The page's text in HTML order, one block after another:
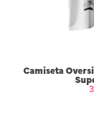
Camiseta